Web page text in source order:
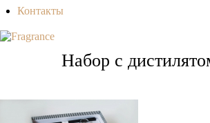
Контакты
Набор с